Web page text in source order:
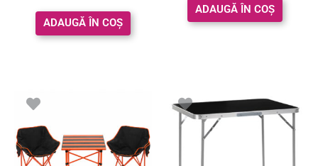
ADAUGĂ ÎN COȘ
ADAUGĂ ÎN COȘ